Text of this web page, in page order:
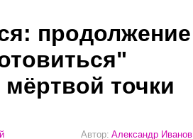
продолжение
точки
Автор: Александр Иванов